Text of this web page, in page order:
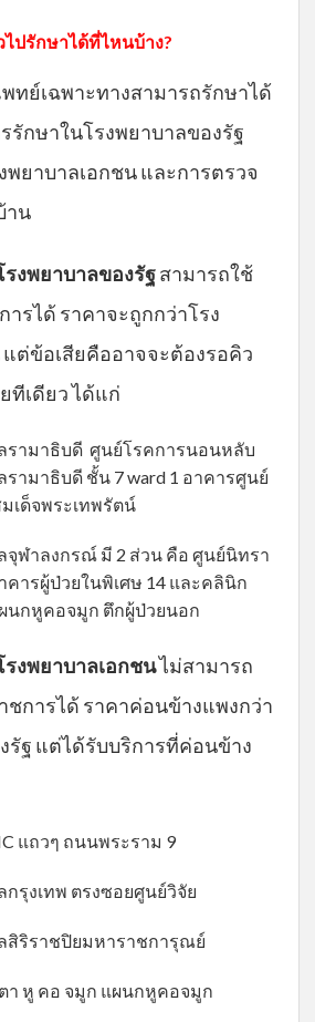
ไปรักษาได้ที่ไหนบ้าง?
ทย์เฉพาะทางสามารถรักษาได้
รักษาในโรงพยาบาลของรัฐ
พยาบาลเอกชน และการตรวจ
าน
งพยาบาลของรัฐสามารถใช้
ารได้ ราคาจะถูกกว่าโรง
ต่ข้อเสียคืออาจจะต้องรอคิว
ทีเดียว ได้แก่
รามาธิบดี ศูนย์โรคการนอนหลับ
รามาธิบดี ชั้น 7 ward 1 อาคารศูนย์
เด็จพระเทพรัตน์
จุฬาลงกรณ์ มี 2 ส่วน คือ ศูนย์นิทรา
คารผู้ป่วยในพิเศษ 14 และคลินิก
นกหูคอจมูก ตึกผู้ป่วยนอก
งพยาบาลเอกชนไม่สามารถ
ชการได้ ราคาค่อนข้างแพงกว่า
รัฐ แต่ได้รับบริการที่ค่อนข้าง
แถวๆ ถนนพระราม 9
กรุงเทพ ตรงซอยศูนย์วิจัย
สิริราชปิยมหาราชการุณย์
า หู คอ จมูก แผนกหูคอจมูก